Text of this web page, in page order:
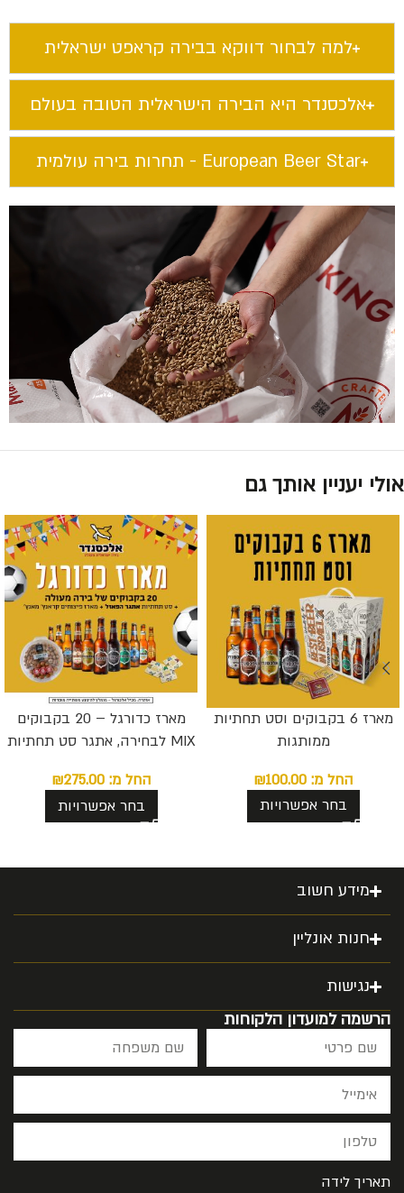
למה לבחור דווקא בבירה קראפט ישראלית​
אלכסנדר היא הבירה הישראלית הטובה בעולם​
European Beer Star​ - תחרות בירה עולמית
אולי יעניין אותך גם
מארז 6 בקבוקים וסט תחתיות
ממותגות
החל מ:
₪100.00
בחר אפשרויות
מארז כדורגל – 20 בקבוקים
MIX לבחירה, אתגר סט תחתיות
מאנץהחל מ: ₪275.00
בחר אפשרויות
מידע חשוב
חנות אונליין
נגישות
הרשמה למועדון הלקוחות
תאריך לידה